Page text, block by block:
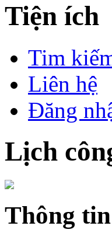
Tiện ích
Tim
Liên hệ
Đăng
Lịch
Thông